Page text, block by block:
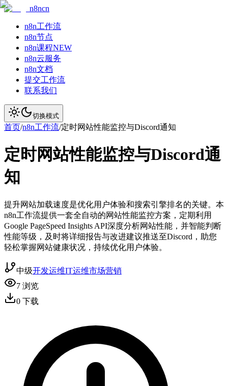
n8ncn
n8n工作流
n8n节点
n8n课程NEW
n8n云服务
n8n文档
提交工作流
联系我们
切换模式
首页/n8n工作流/定时网站性能监控与Discord通知
定时网站性能监控与Discord通
知
提升网站加载速度是优化用户体验和搜索引擎排名的关键。本
n8n工作流提供一套全自动的网站性能监控方案，定期利用
Google PageSpeed Insights API深度分析网站性能，并智能判断
性能等级，及时将详细报告与改进建议推送至Discord，助您
轻松掌握网站健康状况，持续优化用户体验。
中级开发运维IT运维市场营销
7 浏览
0 下载